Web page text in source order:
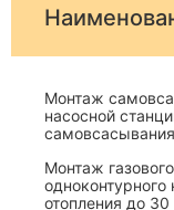
Монтаж
насосной
Монтаж
одноконтурного
отопления до 30